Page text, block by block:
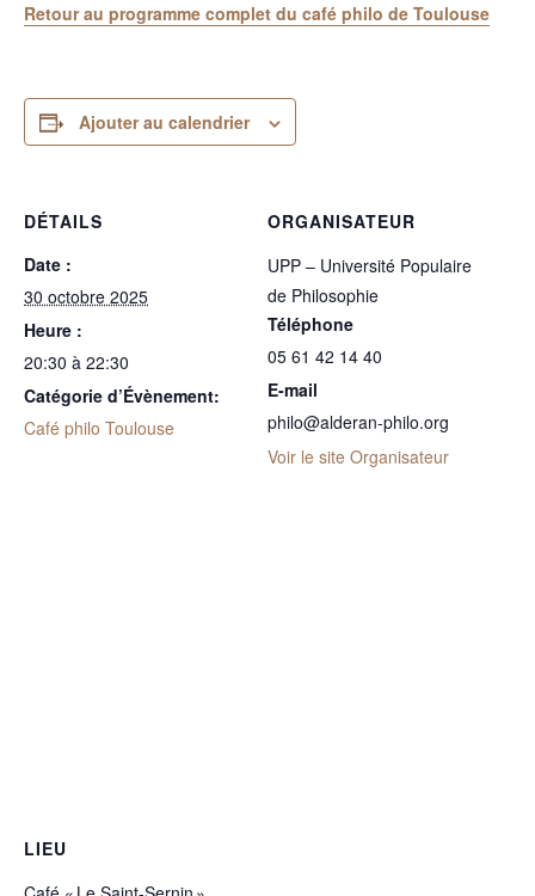
Retour au programme complet du café philo de Toulouse
Ajouter au calendrier
DÉTAILS
Date :
30 octobre 2025
Heure :
20:30 à 22:30
Catégorie d’Évènement:
Café philo Toulouse
ORGANISATEUR
UPP – Université Populaire
de Philosophie
Téléphone
05 61 42 14 40
E-mail
philo@alderan-philo.org
Voir le site Organisateur
LIEU